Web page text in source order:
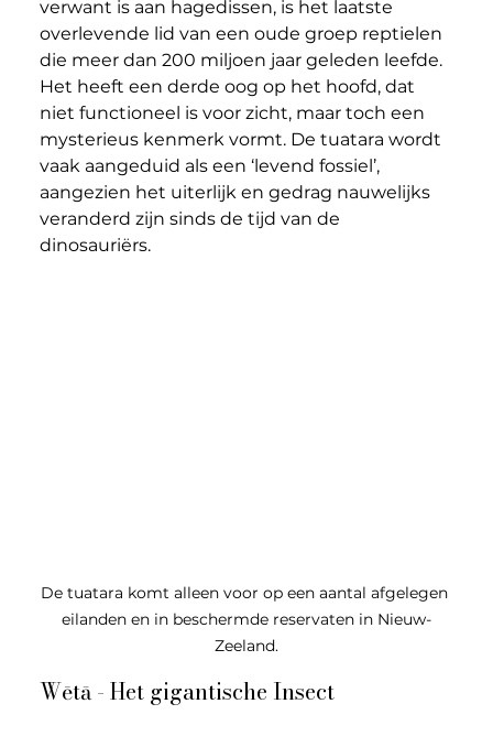
verwant is aan hagedissen, is het laatste
overlevende lid van een oude groep reptielen
die meer dan 200 miljoen jaar geleden leefde.
Het heeft een derde oog op het hoofd, dat
niet functioneel is voor zicht, maar toch een
mysterieus kenmerk vormt. De tuatara wordt
vaak aangeduid als een ‘levend fossiel’,
aangezien het uiterlijk en gedrag nauwelijks
veranderd zijn sinds de tijd van de
dinosauriërs.
De tuatara komt alleen voor op een aantal afgelegen
eilanden en in beschermde reservaten in Nieuw-
Zeeland.
Wētā - Het gigantische Insect